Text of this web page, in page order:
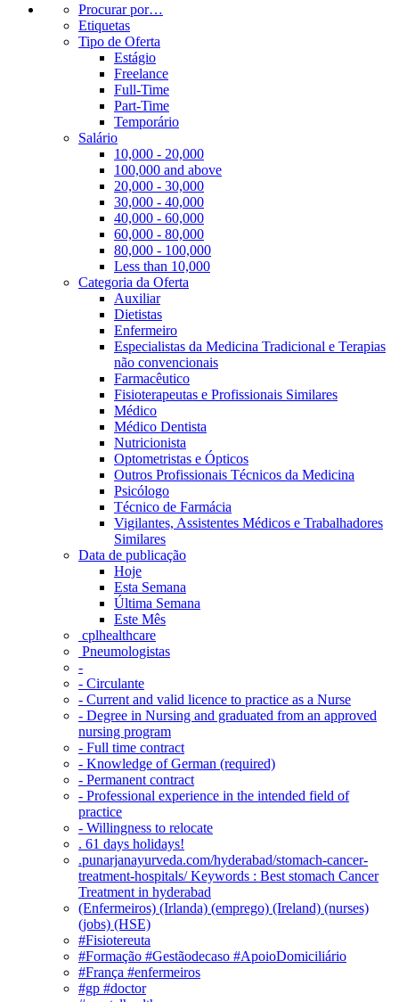
Procurar por…
Etiquetas
Tipo de Oferta
Estágio
Freelance
Full-Time
Part-Time
Temporário
Salário
10,000 - 20,000
100,000 and above
20,000 - 30,000
30,000 - 40,000
40,000 - 60,000
60,000 - 80,000
80,000 - 100,000
Less than 10,000
Categoria da Oferta
Auxiliar
Dietistas
Enfermeiro
Especialistas da Medicina Tradicional e Terapias
não convencionais
Farmacêutico
Fisioterapeutas e Profissionais Similares
Médico
Médico Dentista
Nutricionista
Optometristas e Ópticos
Outros Profissionais Técnicos da Medicina
Psicólogo
Técnico de Farmácia
Vigilantes, Assistentes Médicos e Trabalhadores
Similares
Data de publicação
Hoje
Esta Semana
Última Semana
Este Mês
‎ cplhealthcare‬
Pneumologistas
-
- Circulante
- Current and valid licence to practice as a Nurse
- Degree in Nursing and graduated from an approved
nursing program
- Full time contract
- Knowledge of German (required)
- Permanent contract
- Professional experience in the intended field of
practice
- Willingness to relocate
. 61 days holidays!
.punarjanayurveda.com/hyderabad/stomach-cancer-
treatment-hospitals/ Keywords : Best stomach Cancer
Treatment in hyderabad
(Enfermeiros) (Irlanda) (emprego) (Ireland) (nurses)
(jobs) (HSE)
#Fisiotereuta
#Formação #Gestãodecaso #ApoioDomiciliário
#França #enfermeiros
#gp #doctor